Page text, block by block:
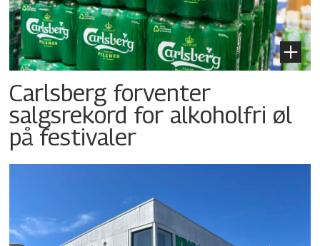
Carlsberg forventer
salgsrekord for alkoholfri øl
på festivaler